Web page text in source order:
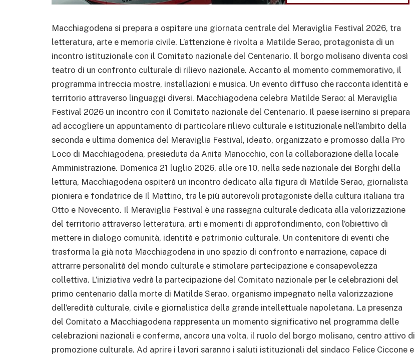
Macchiagodena si prepara a ospitare una giornata centrale del Meraviglia Festival 2026, tra
letteratura, arte e memoria civile. L’attenzione è rivolta a Matilde Serao, protagonista di un
incontro istituzionale con il Comitato nazionale del Centenario. Il borgo molisano diventa così
teatro di un confronto culturale di rilievo nazionale. Accanto al momento commemorativo, il
programma intreccia mostre, installazioni e musica. Un evento diffuso che racconta identità e
territorio attraverso linguaggi diversi. Macchiagodena celebra Matilde Serao: al Meraviglia
Festival 2026 un incontro con il Comitato nazionale del Centenario. Il paese isernino si prepara
ad accogliere un appuntamento di particolare rilievo culturale e istituzionale nell’ambito della
seconda e ultima domenica del Meraviglia Festival, ideato, organizzato e promosso dalla Pro
Loco di Macchiagodena, presieduta da Anita Manocchio, con la collaborazione della locale
Amministrazione. Domenica 21 luglio 2026, alle ore 10, nella sede nazionale dei Borghi della
lettura, Macchiagodena ospiterà un incontro dedicato alla figura di Matilde Serao, giornalista
pioniera e fondatrice de Il Mattino, tra le più autorevoli protagoniste della cultura italiana tra
Otto e Novecento. Il Meraviglia Festival è una rassegna culturale dedicata alla valorizzazione
del territorio attraverso letteratura, arti e momenti di approfondimento, con l’obiettivo di
mettere in dialogo comunità, identità e patrimonio culturale. Un contenitore di eventi che
trasforma la già nota Macchiagodena in uno spazio di confronto e narrazione, capace di
attrarre personalità del mondo culturale e stimolare partecipazione e consapevolezza
collettiva. L’iniziativa vedrà la partecipazione del Comitato nazionale per le celebrazioni del
primo centenario dalla morte di Matilde Serao, organismo impegnato nella valorizzazione
dell’eredità culturale, civile e giornalistica della grande intellettuale napoletana. La presenza
del Comitato a Macchiagodena rappresenta un momento significativo nel programma delle
celebrazioni nazionali e conferma, ancora una volta, il ruolo del borgo molisano, centro attivo di
promozione culturale. Ad aprire i lavori saranno i saluti istituzionali del sindaco Felice Ciccone e